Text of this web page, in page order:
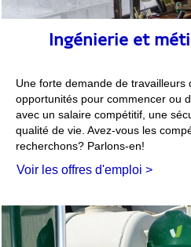
Ingénierie et
Une forte demande de travailleurs
opportunités pour commencer ou
avec un salaire compétitif, une
qualité de vie. Avez-vous les
recherchons? Parlons-en!
Voir les offres d'emploi >